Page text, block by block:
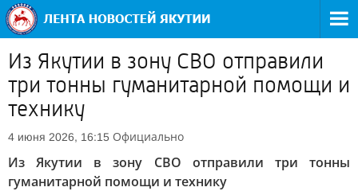
Из Якутии в зону СВО отправили
три тонны гуманитарной помощи и
технику
4 июня 2026, 16:15 Официально
Из Якутии в зону СВО отправили три тонны
гуманитарной помощи и технику